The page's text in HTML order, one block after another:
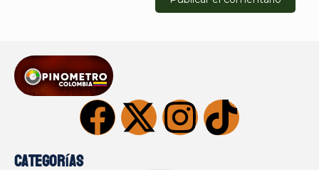
Categorías